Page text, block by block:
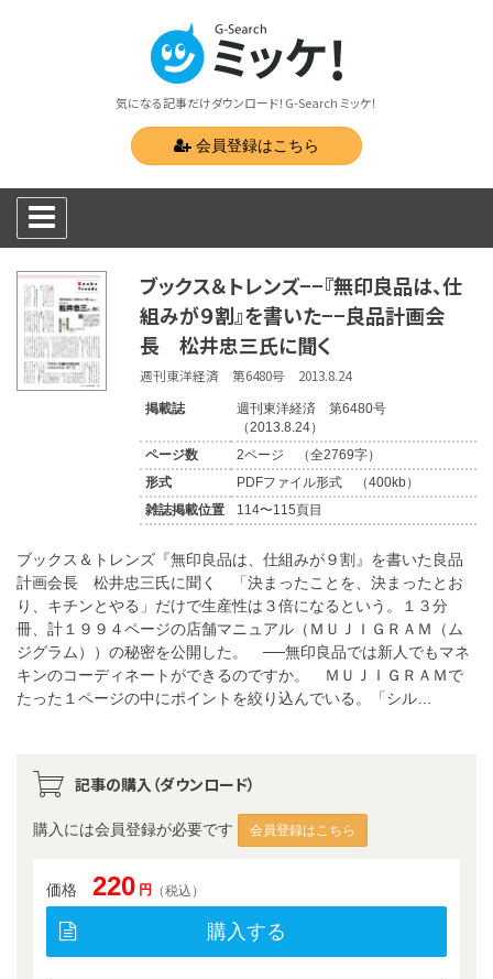
気になる記事だけダウンロード！G-Search ミッケ！
会員登録はこちら
ブックス＆トレンズ−−『無印良品は、仕
組みが９割』を書いた−−良品計画会
長 松井忠三氏に聞く
週刊東洋経済 第6480号 2013.8.24
掲載誌
週刊東洋経済 第6480号
（2013.8.24）
ページ数
2ページ （全2769字）
形式
PDFファイル形式 （400kb）
雑誌掲載位置
114〜115頁目
ブックス＆トレンズ『無印良品は、仕組みが９割』を書いた良品
計画会長 松井忠三氏に聞く 「決まったことを、決まったとお
り、キチンとやる」だけで生産性は３倍になるという。１３分
冊、計１９９４ページの店舗マニュアル（ＭＵＪＩＧＲＡＭ（ム
ジグラム））の秘密を公開した。 ──無印良品では新人でもマネ
キンのコーディネートができるのですか。 ＭＵＪＩＧＲＡＭで
たった１ページの中にポイントを絞り込んでいる。「シル…
記事の購入（ダウンロード）
購入には会員登録が必要です 会員登録はこちら
価格 220 円 （税込）
購入する